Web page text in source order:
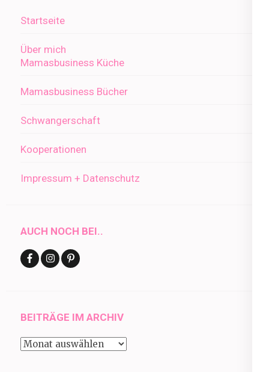
Startseite
Über mich
Mamasbusiness Küche
Mamasbusiness Bücher
Schwangerschaft
Kooperationen
Impressum + Datenschutz
AUCH NOCH BEI..
BEITRÄGE IM ARCHIV
Beiträge